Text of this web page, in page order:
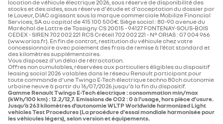
location de véhicule électrique 2026, sous réserve de disponibilité des
stocks et des aides, sous réserve d'étude et d'acceptation du dossier par
le Loueur, DIAC agissant sous la marque commerciale Mobilize Financial
Services, SA au capital de 415 100 500€. Siège social : 80-90 avenue du
Maréchal de Lattre de Tassigny CS 20015 - 94127 FONTENAY-SOUS-BOIS
CEDEX - SIREN 702 002 221 RCS Créteil 702 002 221 - N° ORIAS : 07 004 966
(www.orias.fr). En fin de contrat, restitution du véhicule chez votre
concessionnaire avec paiement des frais de remise à l’état standard et
des kilomètres supplémentaires.
Vous disposez d'un délai de rétractation.
Offres non cumulables, réservées aux particuliers éligibles au dispositif
leasing social 2026 valables dans le réseau Renault participant pour
toute commande d’une Twingo E-Tech électrique techno 80ch autonomie
urbaine neuve à partir du 16/07/2026 jusqu'à la fin du dispositif.
Gamme Renault Twingo E-Tech électrique : consommation min/max
(kWh/100 km) : 12.2/12,7. Emissions de CO2 : 0 à l’usage, hors pièce d’usure.
Jusqu’à 263 kilomètres d’autonomie WLTP Worldwide harmonized Light
vehicles Test Procedures (La procédure d'essai mondiale harmonisée pour
les véhicules légers), selon version et équipements.